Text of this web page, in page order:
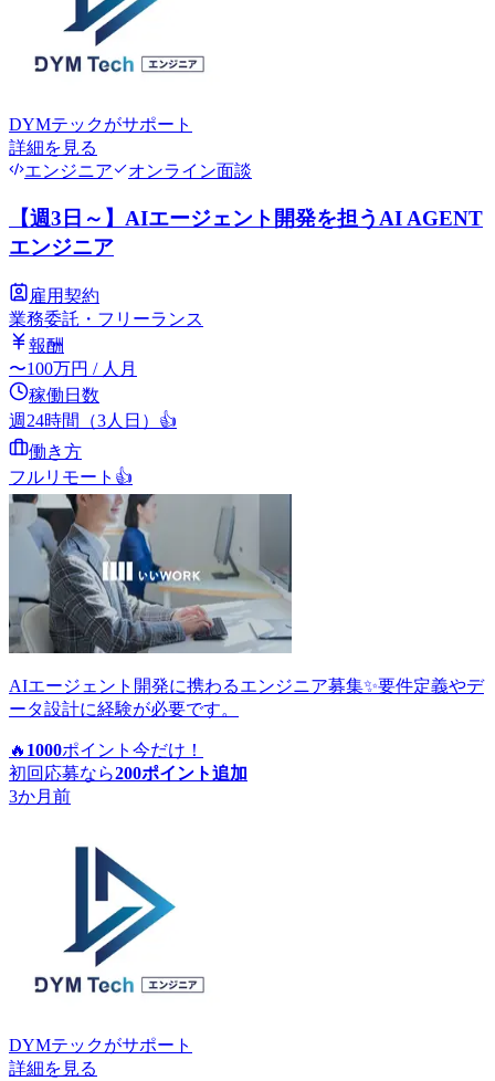
DYMテックがサポート
詳細を見る
エンジニア
オンライン面談
【週3日～】AIエージェント開発を担うAI AGENT
エンジニア
雇用契約
業務委託・フリーランス
報酬
〜100万円 / 人月
稼働日数
週24時間（3人日） 👍
働き方
フルリモート 👍
AIエージェント開発に携わるエンジニア募集✨要件定義やデ
ータ設計に経験が必要です。
🔥 1000ポイント 今だけ！
初回応募なら200ポイント追加
3か月前
DYMテックがサポート
詳細を見る